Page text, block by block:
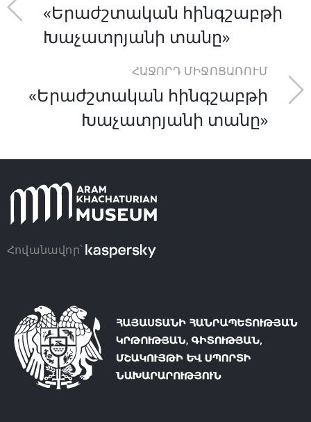
«Երաժշտական հինգշաբթի
Խաչատրյանի տանը»
ՀԱՋՈՐԴ ՄԻՋՈՑԱՌՈՒՄ
«Երաժշտական հինգշաբթի
Խաչատրյանի տանը»
Հովանավոր՝